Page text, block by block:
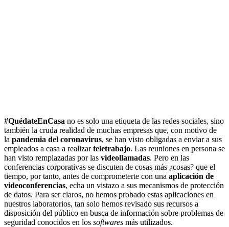
#QuédateEnCasa no es solo una etiqueta de las redes sociales, sino
también la cruda realidad de muchas empresas que, con motivo de
la pandemia del coronavirus, se han visto obligadas a enviar a sus
empleados a casa a realizarteletrabajo. Las reuniones en persona se
han visto remplazadas por las videollamadas. Pero en las
conferencias corporativas se discuten de cosas más ¿cosas? que el
tiempo, por tanto, antes de comprometerte con una aplicación de
videoconferencias, echa un vistazo a sus mecanismos de protección
de datos. Para ser claros, no hemos probado estas aplicaciones en
nuestros laboratorios, tan solo hemos revisado sus recursos a
disposición del público en busca de información sobre problemas de
seguridad conocidos en los softwares más utilizados.